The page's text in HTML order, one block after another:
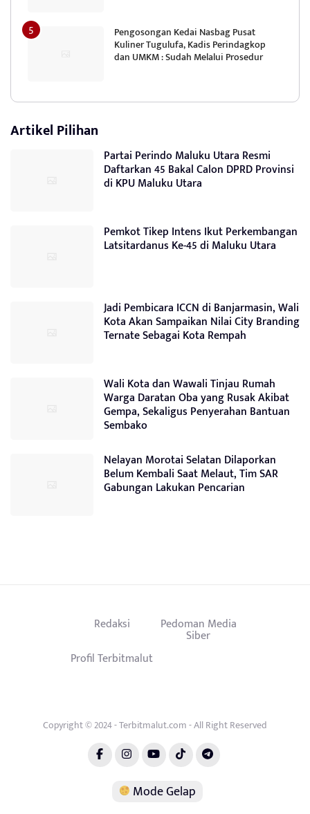
Pengosongan Kedai Nasbag Pusat
Kuliner Tugulufa, Kadis Perindagkop
dan UMKM : Sudah Melalui Prosedur
Artikel Pilihan
Partai Perindo Maluku Utara Resmi
Daftarkan 45 Bakal Calon DPRD Provinsi
di KPU Maluku Utara
Pemkot Tikep Intens Ikut Perkembangan
Latsitardanus Ke-45 di Maluku Utara
Jadi Pembicara ICCN di Banjarmasin, Wali
Kota Akan Sampaikan Nilai City Branding
Ternate Sebagai Kota Rempah
Wali Kota dan Wawali Tinjau Rumah
Warga Daratan Oba yang Rusak Akibat
Gempa, Sekaligus Penyerahan Bantuan
Sembako
Nelayan Morotai Selatan Dilaporkan
Belum Kembali Saat Melaut, Tim SAR
Gabungan Lakukan Pencarian
Redaksi Pedoman Media
Siber
Profil Terbitmalut
Copyright © 2024 - Terbitmalut.com - All Right Reserved
Mode Gelap